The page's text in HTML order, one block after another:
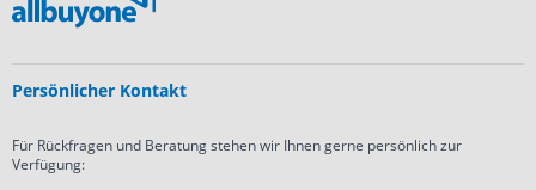
Persönlicher Kontakt
Für Rückfragen und Beratung stehen wir Ihnen gerne persönlich zur
Verfügung: